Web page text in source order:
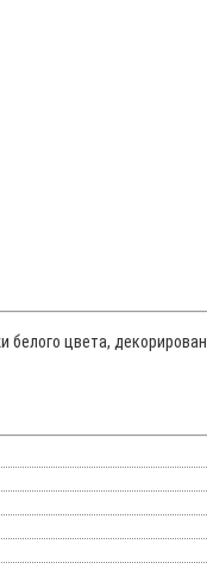
белого цвета,